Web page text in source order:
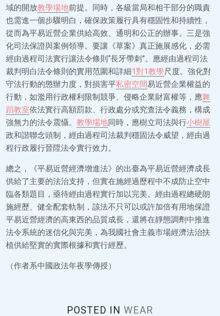
域的開放教學場地前提。同時，各級當局和相干部分的職責
也需進一個步驟明白，確保政策履行具有穩固性和持續性，
從而為平易近營企業供給高效、通明和公正的辦事。三是強
化司法保證與案例領導。要讓《草案》真正施展感化，必需
經由過程司法實行讓法令條則“長牙帶刺”。應經由過程司法
裁判明白法令條則的實用范圍和詳細1對1教學尺度。強化對
守法行動的懲辦力度，對損害平私密空間易近營企業權益的
行動，如濫用行政權利限制競爭、侵略企業財富權等，應舞
蹈教室依法實行高額罰款、行政處分或究查法令義務，構成
強無力的法令震懾。 教學場地同時，應樹立司法與行小樹屋
政和諧聯念頭制，經由過程司法裁判穩固法令威望，經由過
程行政履行晉陞法令實行效力。
總之，《平易近營經濟增進法》的出臺為平易近營經濟成長
供給了主要的法治支持，但實在施經過歷程中不成防止空中
臨各類題目，亟待經由過程實行加以完美。經由過程總硬朗
施經歷、健全配套軌制，該法不只可以或許加倍有用地保證
平易近營經濟的高東西的品質成長，還將在靜態調劑中推進
法令系統的迷信化與完美，為我國社會主義市場經濟法治扶
植供給堅實的實際根據和實行經歷。
（作者系中國政法年夜學傳授）
POSTED IN WEAR